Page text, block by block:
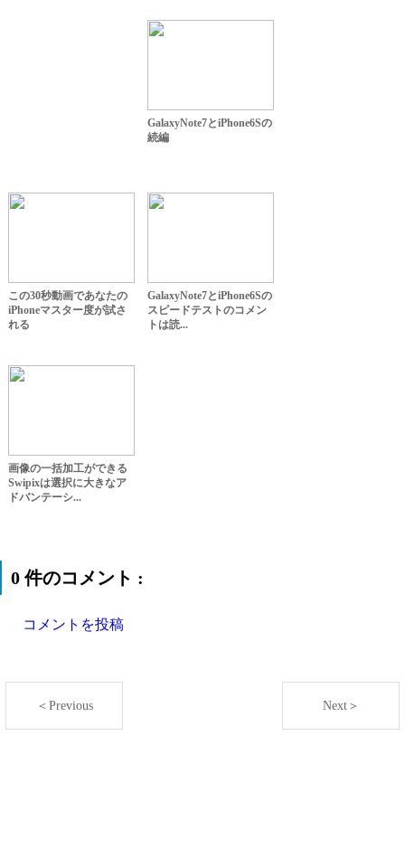
GalaxyNote7とiPhone6Sの
続編
この30秒動画であなたの
iPhoneマスター度が試さ
れる
GalaxyNote7とiPhone6Sの
スピードテストのコメン
トは読...
画像の一括加工ができる
Swipixは選択に大きなア
ドバンテーシ...
0 件のコメント :
コメントを投稿
＜Previous Next＞